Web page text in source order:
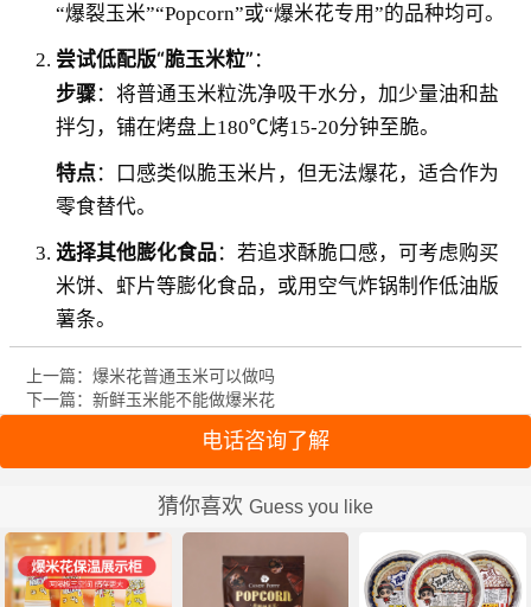
“爆裂玉米”“Popcorn”或“爆米花专用”的品种均可。
尝试低配版“脆玉米粒” ：
步骤：将普通玉米粒洗净吸干水分，加少量油和盐
拌匀，铺在烤盘上180℃烤15-20分钟至脆。
特点 ：口感类似脆玉米片，但无法爆花，适合作为
零食替代。
选择其他膨化食品：若追求酥脆口感，可考虑购买
米饼、虾片等膨化食品，或用空气炸锅制作低油版
薯条。
上一篇：爆米花普通玉米可以做吗
下一篇：新鲜玉米能不能做爆米花
电话咨询了解
猜你喜欢 Guess you like